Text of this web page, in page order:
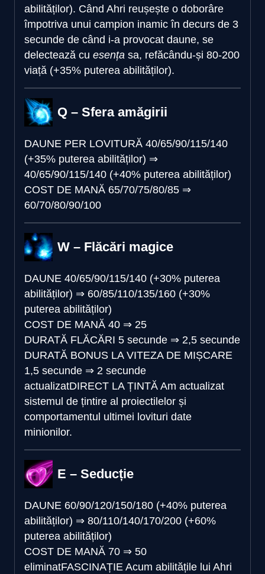
abilităților). Când Ahri reușește o doborâre
împotriva unui campion inamic în decurs de 3
secunde de când i-a provocat daune, se
delectează cu esența sa, refăcându-și 80-200
viață (+35% puterea abilităților).
Q – Sfera amăgirii
DAUNE PER LOVITURĂ 40/65/90/115/140
(+35% puterea abilităților) ⇒
40/65/90/115/140 (+40% puterea abilităților)
COST DE MANĂ 65/70/75/80/85 ⇒
60/70/80/90/100
W – Flăcări magice
DAUNE 40/65/90/115/140 (+30% puterea
abilităților) ⇒ 60/85/110/135/160 (+30%
puterea abilităților)
COST DE MANĂ 40 ⇒ 25
DURATĂ FLĂCĂRI 5 secunde ⇒ 2,5 secunde
DURATĂ BONUS LA VITEZA DE MIȘCARE
1,5 secunde ⇒ 2 secunde
actualizatDIRECT LA ȚINTĂ Am actualizat
sistemul de țintire al proiectilelor și
comportamentul ultimei lovituri date
minionilor.
E – Seducție
DAUNE 60/90/120/150/180 (+40% puterea
abilităților) ⇒ 80/110/140/170/200 (+60%
puterea abilităților)
COST DE MANĂ 70 ⇒ 50
eliminatFASCINAȚIE Acum abilitățile lui Ahri